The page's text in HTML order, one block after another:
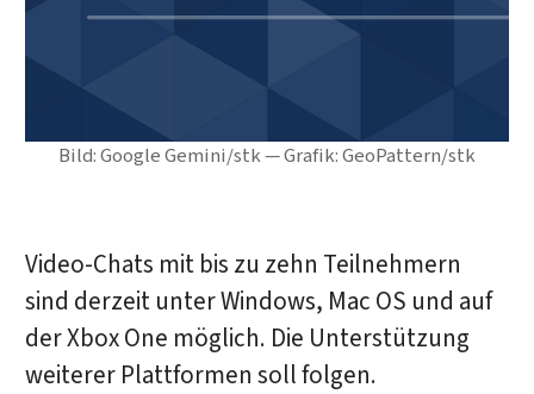
Bild: Google Gemini/stk — Grafik: GeoPattern/stk
Video-Chats mit bis zu zehn Teilnehmern
sind derzeit unter Windows, Mac OS und auf
der Xbox One möglich. Die Unterstützung
weiterer Plattformen soll folgen.